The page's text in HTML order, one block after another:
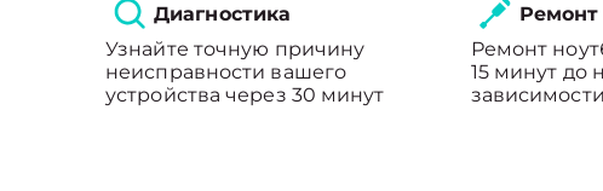
Диагностика
Узнайте точную причину
неисправности вашего
устройства через 30 минут
Ремонт
Ремонт
15 минут до